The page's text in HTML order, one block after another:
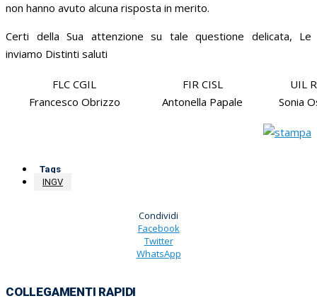
non hanno avuto alcuna risposta in merito.
Certi della Sua attenzione su tale questione delicata, Le
inviamo Distinti saluti
FLC CGIL
Francesco Obrizzo
FIR CISL
Antonella Papale
UIL
Sonia
Tags
INGV
Condividi
Facebook
Twitter
WhatsApp
COLLEGAMENTI RAPIDI